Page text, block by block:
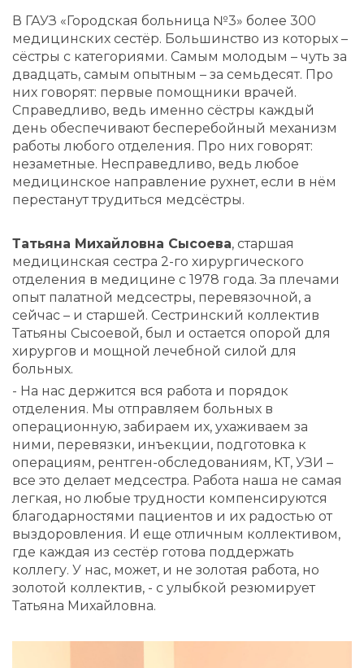
В ГАУЗ «Городская больница №3» более 300
медицинских сестёр. Большинство из которых –
сёстры с категориями. Самым молодым – чуть за
двадцать, самым опытным – за семьдесят. Про
них говорят: первые помощники врачей.
Справедливо, ведь именно сёстры каждый
день обеспечивают бесперебойный механизм
работы любого отделения. Про них говорят:
незаметные. Несправедливо, ведь любое
медицинское направление рухнет, если в нём
перестанут трудиться медсёстры.
Татьяна Михайловна Сысоева, старшая
медицинская сестра 2-го хирургического
отделения в медицине с 1978 года. За плечами
опыт палатной медсестры, перевязочной, а
сейчас – и старшей. Сестринский коллектив
Татьяны Сысоевой, был и остается опорой для
хирургов и мощной лечебной силой для
больных.
- На нас держится вся работа и порядок
отделения. Мы отправляем больных в
операционную, забираем их, ухаживаем за
ними, перевязки, инъекции, подготовка к
операциям, рентген-обследованиям, КТ, УЗИ –
все это делает медсестра. Работа наша не самая
легкая, но любые трудности компенсируются
благодарностями пациентов и их радостью от
выздоровления. И еще отличным коллективом,
где каждая из сестёр готова поддержать
коллегу. У нас, может, и не золотая работа, но
золотой коллектив, - с улыбкой резюмирует
Татьяна Михайловна.